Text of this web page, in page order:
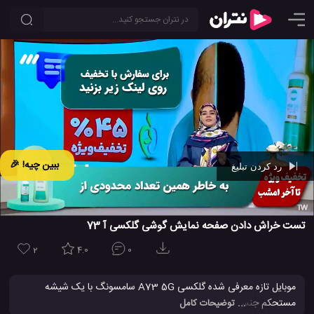
ببین چیه! 🎉 رد کردن تبلیغ
00:42
تست خراش دادن صفحه نمایش گوشی گلکسی آ 73
2 4.0 0
موبایل تازه معرفی شده گلکسی A73 5G سامسونگ با یک شیشه
مستحکم جنس گوریلا گلس 5 ساخته شده و در این ویدئو استقامت آن... توضیحات کامل